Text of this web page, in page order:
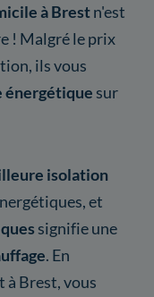
à Brestn'est
! Malgré le prix
ils vous
énergétique sur
isolation
et
signifie une
. En
à Brest, vous